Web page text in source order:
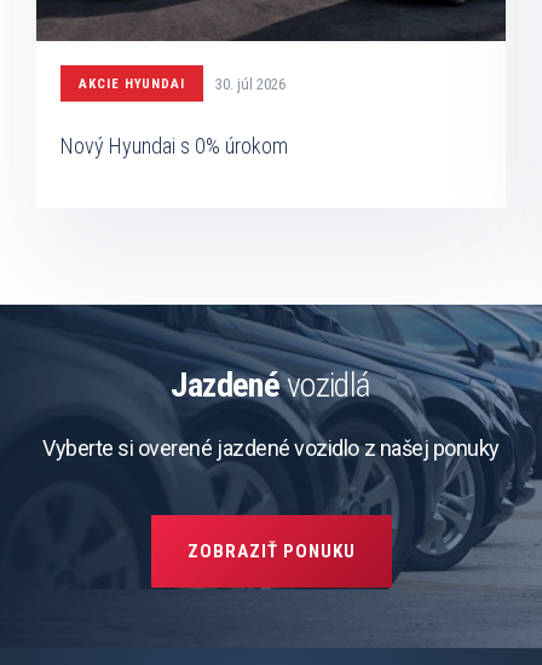
AKCIE HYUNDAI 30. júl 2026
Nový Hyundai s 0% úrokom
Jazdenévozidlá
Vyberte si overené jazdené vozidlo z našej ponuky
ZOBRAZIŤ PONUKU